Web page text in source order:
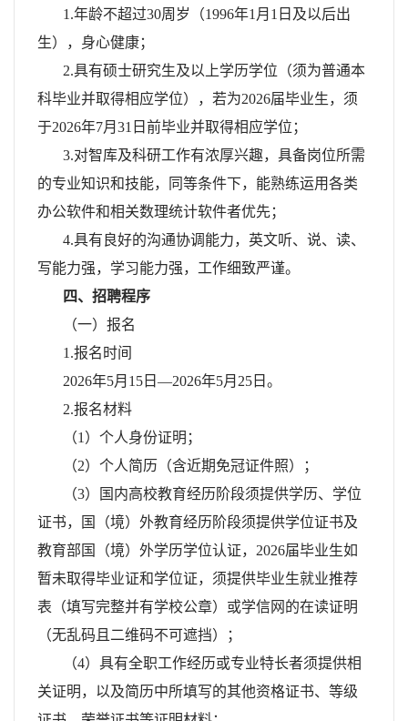
1.年龄不超过30周岁（1996年1月1日及以后出
生），身心健康；
2.具有硕士研究生及以上学历学位（须为普通本
科毕业并取得相应学位），若为2026届毕业生，须
于2026年7月31日前毕业并取得相应学位；
3.对智库及科研工作有浓厚兴趣，具备岗位所需
的专业知识和技能，同等条件下，能熟练运用各类
办公软件和相关数理统计软件者优先；
4.具有良好的沟通协调能力，英文听、说、读、
写能力强，学习能力强，工作细致严谨。
四、招聘程序
（一）报名
1.报名时间
2026年5月15日—2026年5月25日。
2.报名材料
（1）个人身份证明；
（2）个人简历（含近期免冠证件照）；
（3）国内高校教育经历阶段须提供学历、学位
证书，国（境）外教育经历阶段须提供学位证书及
教育部国（境）外学历学位认证，2026届毕业生如
暂未取得毕业证和学位证，须提供毕业生就业推荐
表（填写完整并有学校公章）或学信网的在读证明
（无乱码且二维码不可遮挡）；
（4）具有全职工作经历或专业特长者须提供相
关证明，以及简历中所填写的其他资格证书、等级